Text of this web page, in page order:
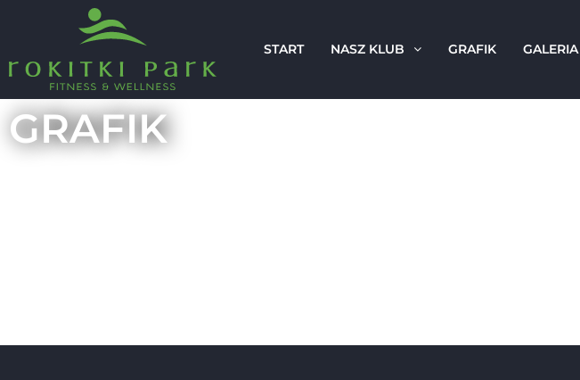
START NASZ KLUB GRAFIK GALERIA
GRAFIK